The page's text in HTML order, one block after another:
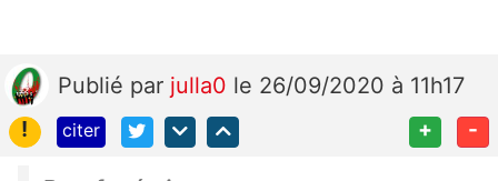
Publié par julla0 le 26/09/2020 à 11h17
!
citer + -